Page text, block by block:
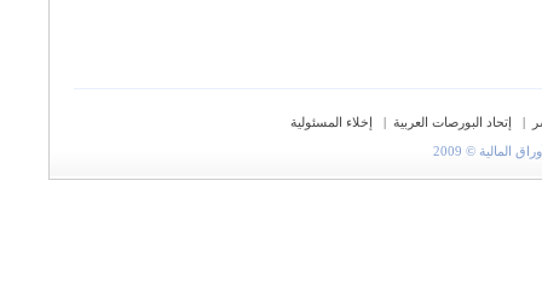
| إتحاد البورصات العربية |
إخلاء المسئولية
© 2009